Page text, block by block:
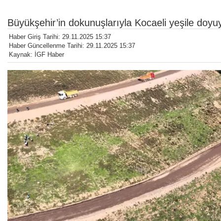
Büyükşehir’in dokunuşlarıyla Kocaeli yeşile
Haber Giriş Tarihi: 29.11.2025 15:37
Haber Güncellenme Tarihi: 29.11.2025 15:37
Kaynak: İGF Haber